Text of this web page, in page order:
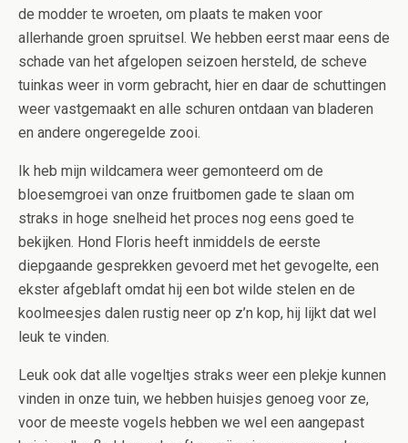
de modder te wroeten, om plaats te maken voor
allerhande groen spruitsel. We hebben eerst maar eens de
schade van het afgelopen seizoen hersteld, de scheve
tuinkas weer in vorm gebracht, hier en daar de schuttingen
weer vastgemaakt en alle schuren ontdaan van bladeren
en andere ongeregelde zooi.
Ik heb mijn wildcamera weer gemonteerd om de
bloesemgroei van onze fruitbomen gade te slaan om
straks in hoge snelheid het proces nog eens goed te
bekijken. Hond Floris heeft inmiddels de eerste
diepgaande gesprekken gevoerd met het gevogelte, een
ekster afgeblaft omdat hij een bot wilde stelen en de
koolmeesjes dalen rustig neer op z’n kop, hij lijkt dat wel
leuk te vinden.
Leuk ook dat alle vogeltjes straks weer een plekje kunnen
vinden in onze tuin, we hebben huisjes genoeg voor ze,
voor de meeste vogels hebben we wel een aangepast